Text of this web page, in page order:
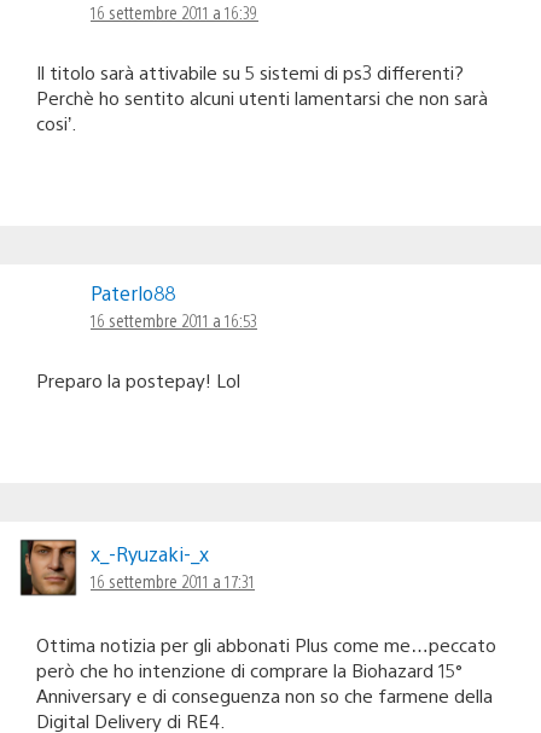
16 settembre 2011 a 16:39
Il titolo sarà attivabile su 5 sistemi di ps3 differenti?
Perchè ho sentito alcuni utenti lamentarsi che non sarà
cosi’.
Paterlo88
16 settembre 2011 a 16:53
Preparo la postepay! Lol
x_-Ryuzaki-_x
16 settembre 2011 a 17:31
Ottima notizia per gli abbonati Plus come me…peccato
però che ho intenzione di comprare la Biohazard 15°
Anniversary e di conseguenza non so che farmene della
Digital Delivery di RE4.